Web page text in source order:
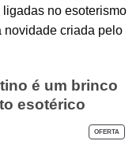
no esoterismo
novidade criada pelo
é um brinco
esotérico
OFERTA
EM